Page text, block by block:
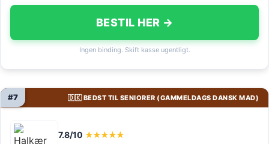
BESTIL HER →
Ingen binding. Skift kasse ugentligt.
🇩🇰 BEDST TIL SENIORER (GAMMELDAGS DANSK MAD)
#7
7.8/10 ★★★★★